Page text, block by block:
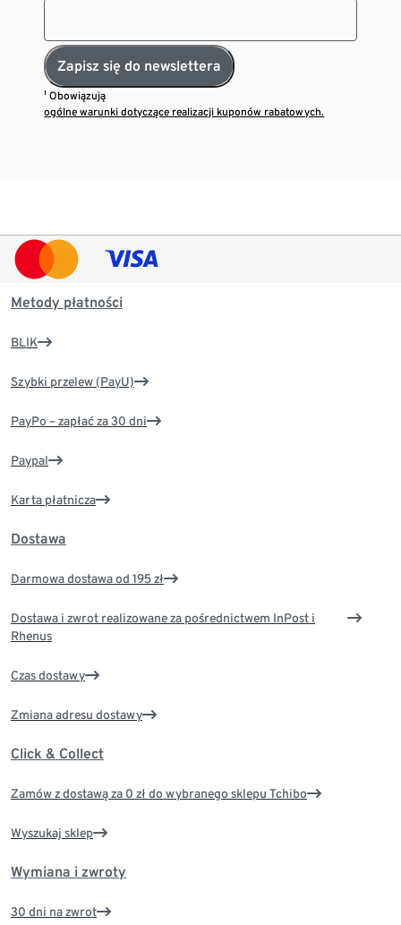
Zapisz się do newslettera
¹ Obowiązują
ogólne warunki dotyczące realizacji kuponów rabatowych.
Metody płatności
BLIK
Szybki przelew (PayU)
PayPo – zapłać za 30 dni
Paypal
Karta płatnicza
Dostawa
Darmowa dostawa od 195 zł
Dostawa i zwrot realizowane za pośrednictwem InPost i
Rhenus
Czas dostawy
Zmiana adresu dostawy
Click & Collect
Zamów z dostawą za 0 zł do wybranego sklepu Tchibo
Wyszukaj sklep
Wymiana i zwroty
30 dni na zwrot